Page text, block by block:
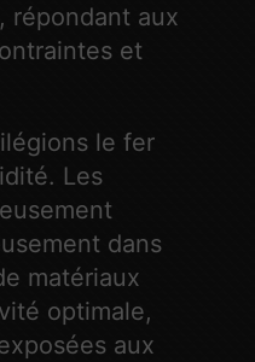
répondant aux
et
le fer
Les
dans
matériaux
optimale,
aux